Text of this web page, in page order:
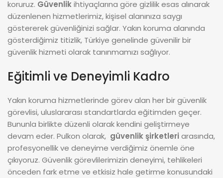
koruruz. Güvenlikihtiyaçlarına göre gizlilik esas alınarak
düzenlenen hizmetlerimiz, kişisel alanınıza saygı
göstererek güvenliğinizi sağlar. Yakın koruma alanında
gösterdiğimiz titizlik, Türkiye genelinde güvenilir bir
güvenlik hizmeti olarak tanınmamızı sağlıyor.
Eğitimli ve Deneyimli Kadro
Yakın koruma hizmetlerinde görev alan her bir güvenlik
görevlisi, uluslararası standartlarda eğitimden geçer.
Bununla birlikte düzenli olarak kendini geliştirmeye
devam eder. Pulkon olarak, güvenlik şirketleri arasında,
profesyonellik ve deneyime verdiğimiz önemle öne
çıkıyoruz. Güvenlik görevlilerimizin deneyimi, tehlikeleri
önceden fark etme ve etkisiz hale getirme konusundaki